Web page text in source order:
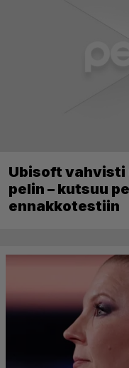
Ubisoft vahvisti
pelin – kutsuu
ennakkotestiin